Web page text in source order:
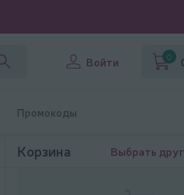
Войти 0
Промокоды
Корзина Выбрать